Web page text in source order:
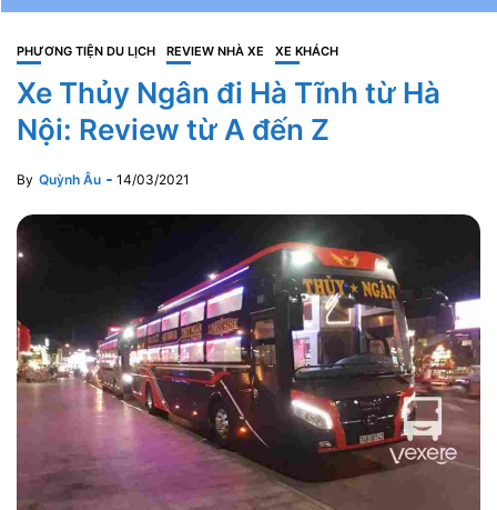
PHƯƠNG TIỆN DU LỊCH REVIEW NHÀ XE XE KHÁCH
Xe Thủy Ngân đi Hà Tĩnh từ Hà
Nội: Review từ A đến Z
By Quỳnh Âu 14/03/2021